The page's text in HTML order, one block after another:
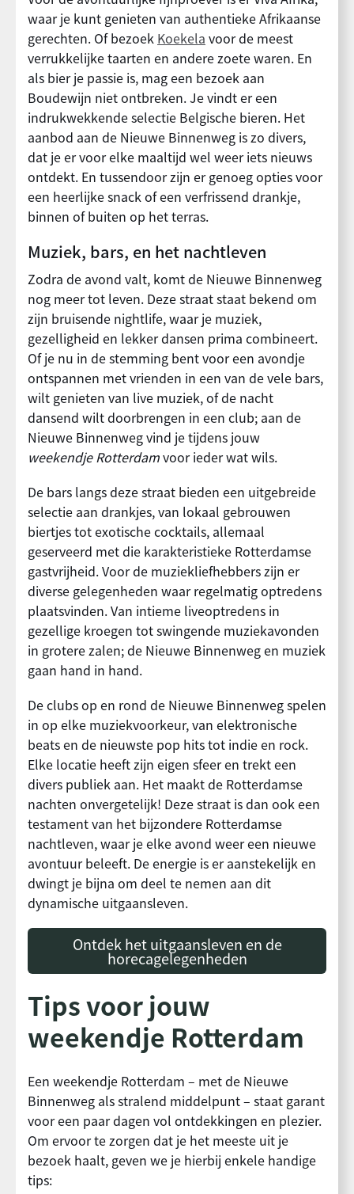
waar je kunt genieten van authentieke Afrikaanse
gerechten. Of bezoek Koekela voor de meest
verrukkelijke taarten en andere zoete waren. En
als bier je passie is, mag een bezoek aan
Boudewijn niet ontbreken. Je vindt er een
indrukwekkende selectie Belgische bieren. Het
aanbod aan de Nieuwe Binnenweg is zo divers,
dat je er voor elke maaltijd wel weer iets nieuws
ontdekt. En tussendoor zijn er genoeg opties voor
een heerlijke snack of een verfrissend drankje,
binnen of buiten op het terras.
Muziek, bars, en het nachtleven
Zodra de avond valt, komt de Nieuwe Binnenweg
nog meer tot leven. Deze straat staat bekend om
zijn bruisende nightlife, waar je muziek,
gezelligheid en lekker dansen prima combineert.
Of je nu in de stemming bent voor een avondje
ontspannen met vrienden in een van de vele bars,
wilt genieten van live muziek, of de nacht
dansend wilt doorbrengen in een club; aan de
Nieuwe Binnenweg vind je tijdens jouw
weekendje Rotterdamvoor ieder wat wils.
De bars langs deze straat bieden een uitgebreide
selectie aan drankjes, van lokaal gebrouwen
biertjes tot exotische cocktails, allemaal
geserveerd met die karakteristieke Rotterdamse
gastvrijheid. Voor de muziekliefhebbers zijn er
diverse gelegenheden waar regelmatig optredens
plaatsvinden. Van intieme liveoptredens in
gezellige kroegen tot swingende muziekavonden
in grotere zalen; de Nieuwe Binnenweg en muziek
gaan hand in hand.
De clubs op en rond de Nieuwe Binnenweg spelen
in op elke muziekvoorkeur, van elektronische
beats en de nieuwste pop hits tot indie en rock.
Elke locatie heeft zijn eigen sfeer en trekt een
divers publiek aan. Het maakt de Rotterdamse
nachten onvergetelijk! Deze straat is dan ook een
testament van het bijzondere Rotterdamse
nachtleven, waar je elke avond weer een nieuwe
avontuur beleeft. De energie is er aanstekelijk en
dwingt je bijna om deel te nemen aan dit
dynamische uitgaansleven.
Ontdek het uitgaansleven en de
horecagelegenheden
Tips voor jouw
weekendje Rotterdam
Een weekendje Rotterdam – met de Nieuwe
Binnenweg als stralend middelpunt – staat garant
voor een paar dagen vol ontdekkingen en plezier.
Om ervoor te zorgen dat je het meeste uit je
bezoek haalt, geven we je hierbij enkele handige
tips: